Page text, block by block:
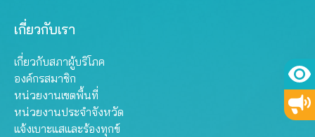
เกี่ยวกับเรา
เกี่ยวกับสภาผู้บริโภค
องค์กรสมาชิก
หน่วยงานเขตพื้นที่
หน่วยงานประจำจังหวัด
แจ้งเบาะแสและร้องทุกข์